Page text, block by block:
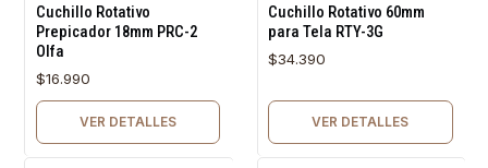
Cuchillo Rotativo
Prepicador 18mm PRC-2
Olfa
$16.990
VER DETALLES
Cuchillo Rotativo 60mm
para Tela RTY-3G
$34.390
VER DETALLES